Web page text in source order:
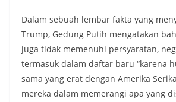
Dalam sebuah lembar fakta yang
Trump, Gedung Putih mengatakan
juga tidak memenuhi persyaratan,
termasuk dalam daftar baru “karena
sama yang erat dengan Amerika
mereka dalam memerangi apa yang